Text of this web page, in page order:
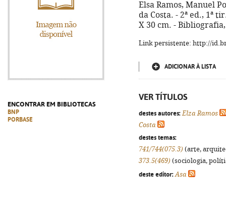
ENCONTRAR EM BIBLIOTECAS
BNP
PORBASE
Elsa Ramos, Manuel
da Costa. - 2ª ed., 1ª
X 30 cm. - Bibliografia,
Link persistente: http://
ADICIONAR À LISTA
VER TÍTULOS
destes autores: Elza Ramos
Costa
destes temas:
741/744(075.3) (arte,
373.5(469) (sociologia,
deste editor: Asa